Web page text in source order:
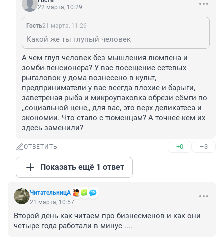
22 марта, 10:29
Гость21 марта, 11:26
Какой же ты глупый человек
А чем глуп человек без мышления люмпена и
зомби-пенсионера? У вас посещение сетевых
рыгаловок у дома вознесено в культ,
предприниматели у вас всегда плохие и барыги,
заветреная рыба и микроупаковка обрези сёмги по
,,социальной цене,, для вас, это верх деликатеса и
экономии. Что стало с тюменцам? А точнее кем их
здесь заменили?
ОТВЕТИТЬ +0 –3
Показать ещё 1 ответ
ЧитательницА
21 марта, 10:57
Второй день как читаем про бизнесменов и как они
четыре года работали в минус ....